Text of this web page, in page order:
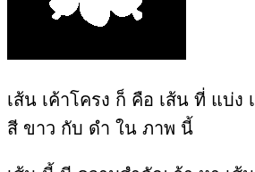
เส้น เค้าโครง ก็ คือ เส้น ที่ แบ่ง
สี ขาว กับ ดำ ใน ภาพ นี้